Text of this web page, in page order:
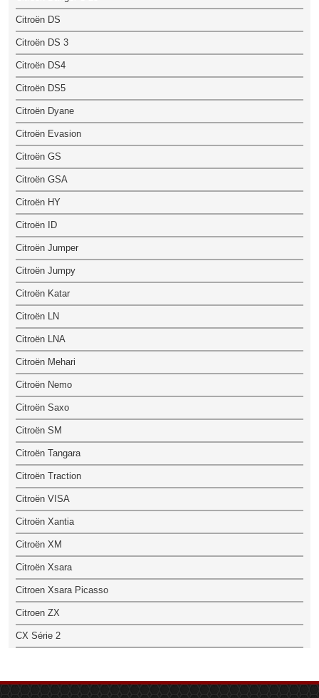
Citroën DS
Citroën DS 3
Citroën DS4
Citroën DS5
Citroën Dyane
Citroën Evasion
Citroën GS
Citroën GSA
Citroën HY
Citroën ID
Citroën Jumper
Citroën Jumpy
Citroën Katar
Citroën LN
Citroën LNA
Citroën Mehari
Citroën Nemo
Citroën Saxo
Citroën SM
Citroën Tangara
Citroën Traction
Citroën VISA
Citroën Xantia
Citroën XM
Citroën Xsara
Citroen Xsara Picasso
Citroen ZX
CX Série 2